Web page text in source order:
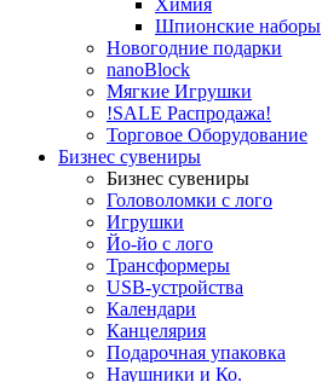
Шпионские наборы
Новогодние подарки
nanoBlock
Мягкие Игрушки
!SALE Распродажа!
Торговое Оборудование
Бизнес сувениры
Бизнес сувениры
Головоломки с лого
Игрушки
Йо-йо с лого
Трансформеры
USB-устройства
Календари
Канцелярия
Подарочная упаковка
Наушники и Ко.